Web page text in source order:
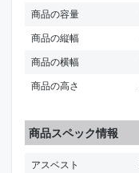
商品の容量
商品の縦幅
商品の横幅
商品の高さ
商品スペック情報
アスベスト